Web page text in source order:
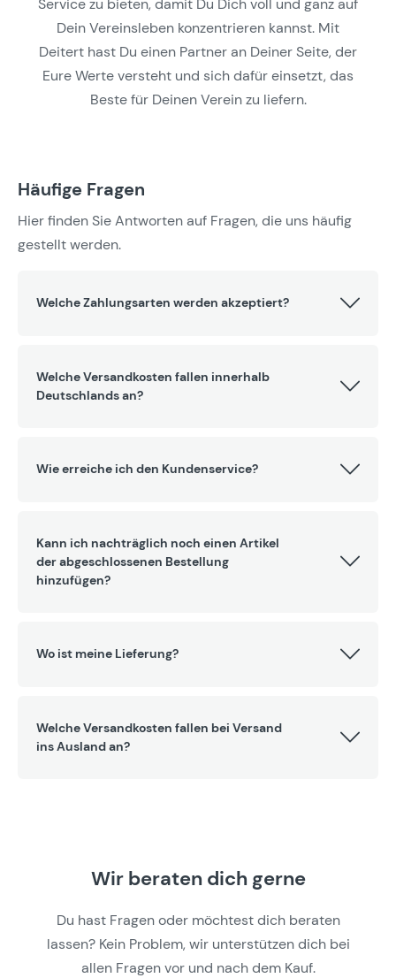
Service zu bieten, damit Du Dich voll und ganz auf
Dein Vereinsleben konzentrieren kannst. Mit
Deitert hast Du einen Partner an Deiner Seite, der
Eure Werte versteht und sich dafür einsetzt, das
Beste für Deinen Verein zu liefern.
Häufige Fragen
Hier finden Sie Antworten auf Fragen, die uns häufig
gestellt werden.
Welche Zahlungsarten werden akzeptiert?
Welche Versandkosten fallen innerhalb
Deutschlands an?
Wie erreiche ich den Kundenservice?
Kann ich nachträglich noch einen Artikel
der abgeschlossenen Bestellung
hinzufügen?
Wo ist meine Lieferung?
Welche Versandkosten fallen bei Versand
ins Ausland an?
Wir beraten dich gerne
Du hast Fragen oder möchtest dich beraten
lassen? Kein Problem, wir unterstützen dich bei
allen Fragen vor und nach dem Kauf.